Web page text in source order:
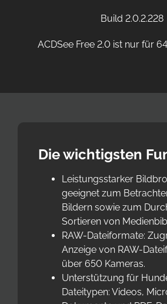
Build 2.0.2.228
ACDSee Free 2.0 ist nur für
Die wichtigsten
Leistungsstarker
geeignet zum
Bildern sowie zum
Sortieren von
RAW-Dateiformate:
Anzeige von RAW-
über 650 Kameras.
Unterstützung für
Dateitypen: Videos,